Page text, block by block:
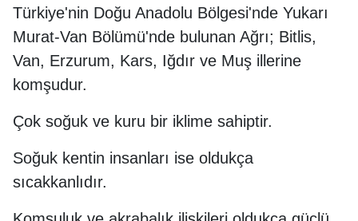
Türkiye'nin Doğu Anadolu Bölgesi'nde Yukarı
Murat-Van Bölümü'nde bulunan Ağrı; Bitlis,
Van, Erzurum, Kars, Iğdır ve Muş illerine
komşudur.
Çok soğuk ve kuru bir iklime sahiptir.
Soğuk kentin insanları ise oldukça
sıcakkanlıdır.